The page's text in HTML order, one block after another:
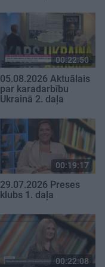
00:22:50
05.08.2026 Aktuālais
par karadarbību
Ukrainā 2. daļa
00:19:17
29.07.2026 Preses
klubs 1. daļa
00:22:08